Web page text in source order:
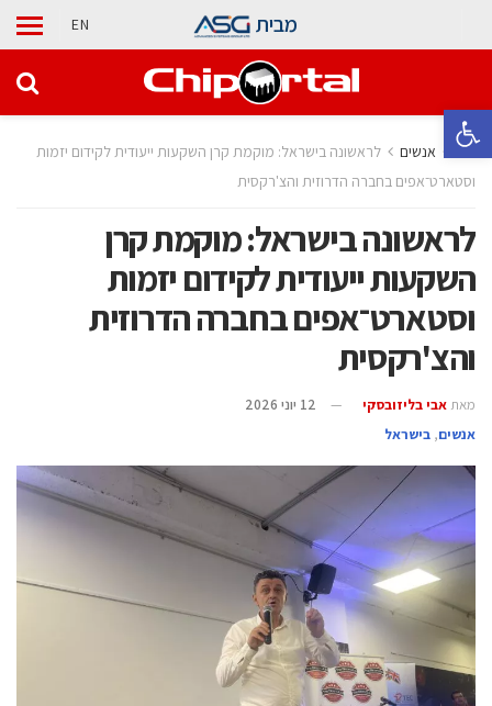
פתח סרגל נגישות
מבית EN
בית אנשים
לראשונה בישראל: מוקמת קרן השקעות ייעודית לקידום יזמות
וסטארט־אפים בחברה הדרוזית והצ'רקסית
לראשונה בישראל: מוקמת קרן
השקעות ייעודית לקידום יזמות
וסטארט־אפים בחברה הדרוזית
והצ'רקסית
מאת אבי בליזובסקי
12 יוני 2026
אנשים, בישראל